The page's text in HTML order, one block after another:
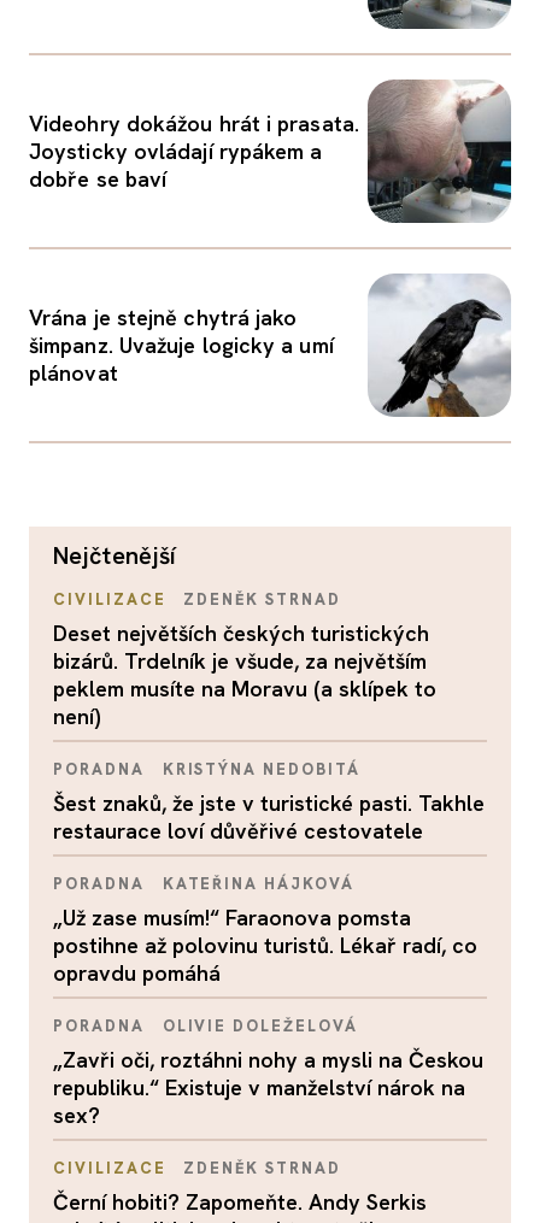
Videohry dokážou hrát i prasata.
Joysticky ovládají rypákem a
dobře se baví
Vrána je stejně chytrá jako
šimpanz. Uvažuje logicky a umí
plánovat
nejčtenější
CIVILIZACE ZDENĚK STRNAD
Deset největších českých turistických
bizárů. Trdelník je všude, za největším
peklem musíte na Moravu (a sklípek to
není)
PORADNA KRISTÝNA NEDOBITÁ
Šest znaků, že jste v turistické pasti. Takhle
restaurace loví důvěřivé cestovatele
PORADNA KATEŘINA HÁJKOVÁ
„Už zase musím!“ Faraonova pomsta
postihne až polovinu turistů. Lékař radí, co
opravdu pomáhá
PORADNA OLIVIE DOLEŽELOVÁ
„Zavři oči, roztáhni nohy a mysli na Českou
republiku.“ Existuje v manželství nárok na
sex?
CIVILIZACE ZDENĚK STRNAD
Černí hobiti? Zapomeňte. Andy Serkis